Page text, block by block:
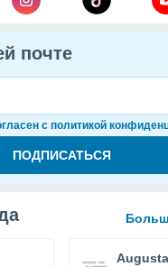
почте
с политикой